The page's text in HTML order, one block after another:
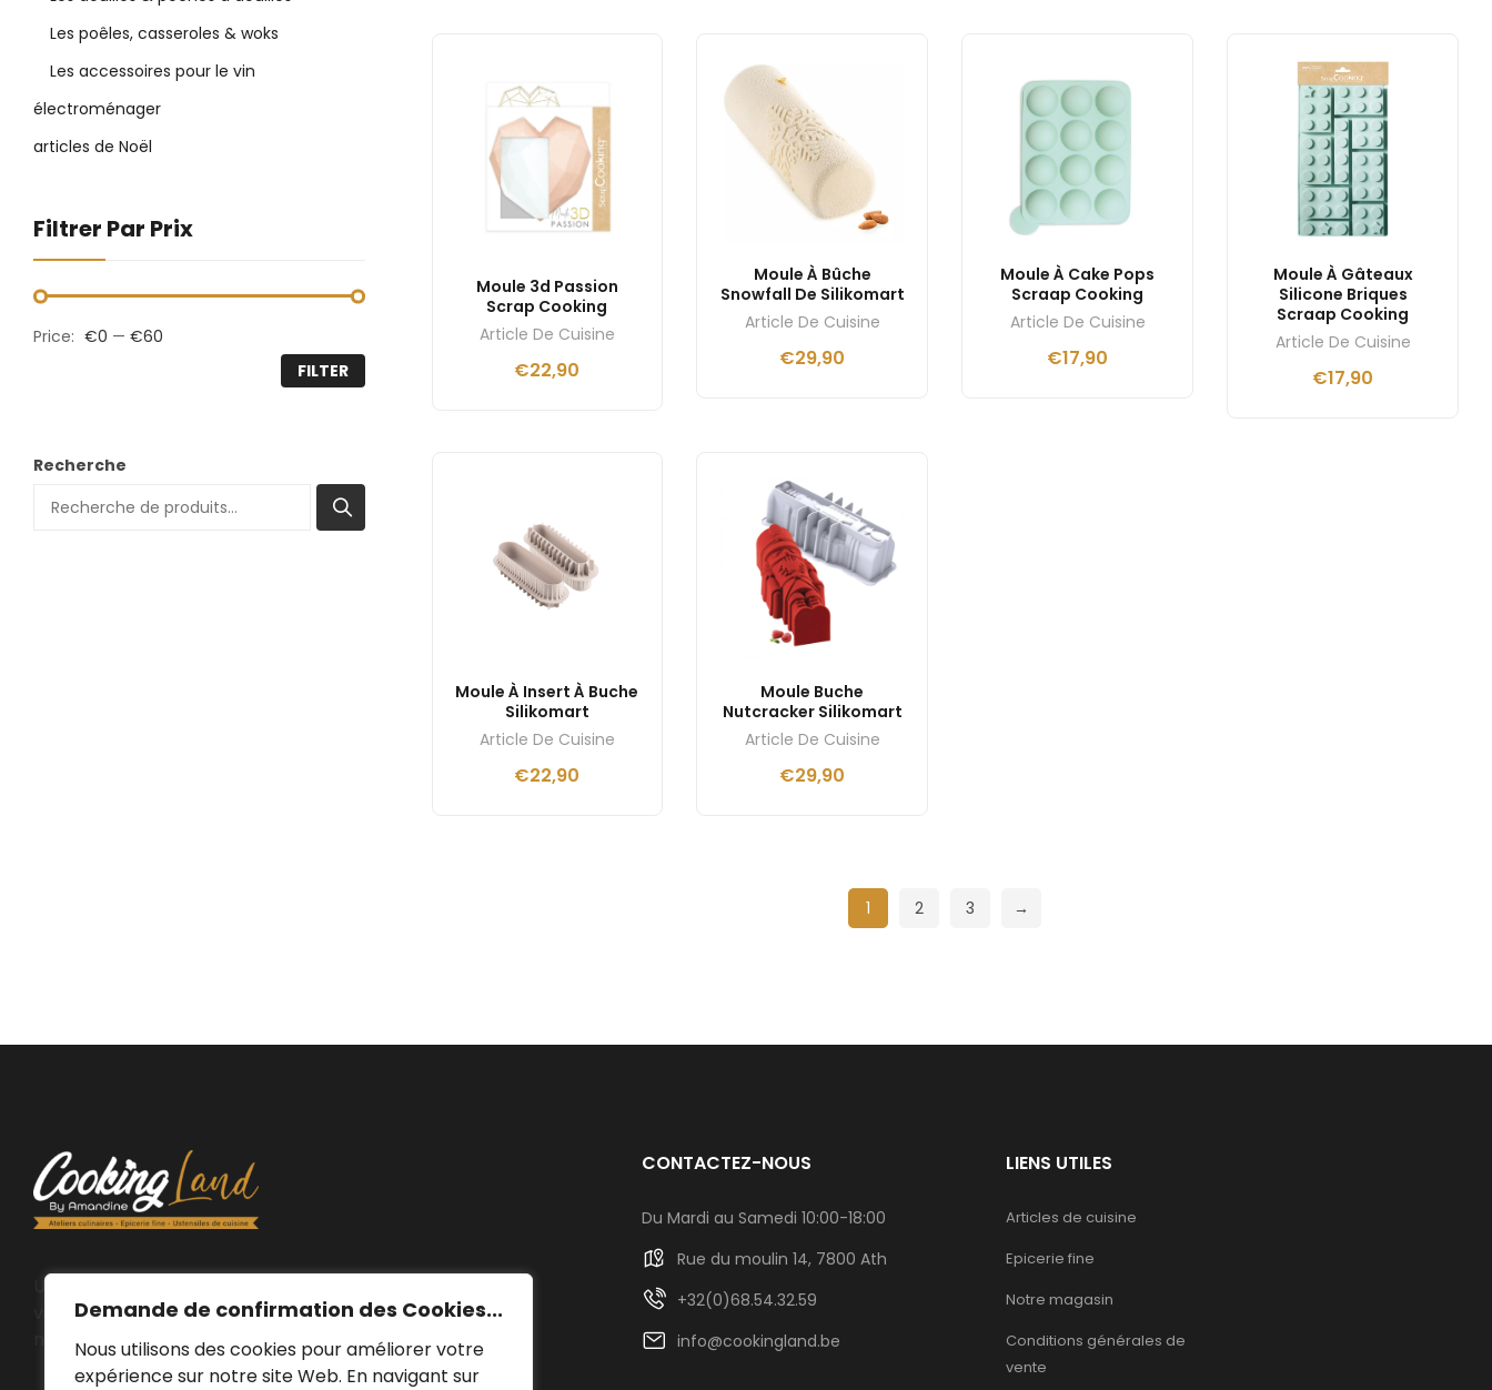
Demande de confirmation des Cookies...
Nous utilisons des cookies pour améliorer votre
expérience sur notre site Web. En navigant sur
Moule 3d Passion
Scrap Cooking
Article De Cuisine
€22,90
Moule À Bûche
Snowfall De Silikomart
Article De Cuisine
€29,90
Moule À Cake Pops
Scraap Cooking
Article De Cuisine
€17,90
Moule À Gâteaux
Silicone Briques
Scraap Cooking
Article De Cuisine
€17,90
Moule À Insert À Buche
Silikomart
Article De Cuisine
€22,90
Moule Buche
Nutcracker Silikomart
Article De Cuisine
€29,90
1 2 3 →
Les poêles, casseroles & woks
Les accessoires pour le vin
électroménager
articles de Noël
Filtrer Par Prix
Price: €0 — €60
FILTER
Recherche
Un magasin situé en plein cœur de la magnifique
ville d’Ath avec un concept unique, testez et goûtez
nos produits avant de les acheter.
CONTACTEZ-NOUS
Du Mardi au Samedi 10:00-18:00
Rue du moulin 14, 7800 Ath
+32(0)68.54.32.59
info@cookingland.be
LIENS UTILES
Articles de cuisine
Epicerie fine
Notre magasin
Conditions générales de
vente